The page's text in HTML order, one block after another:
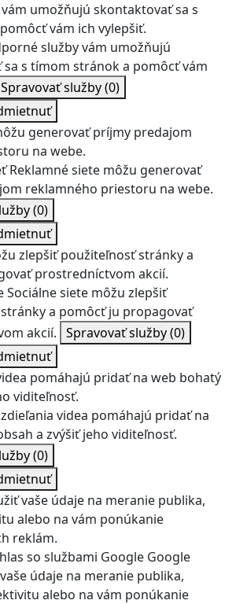
umožňujú skontaktovať sa s
vám ich vylepšiť.
služby vám umožňujú
s tímom stránok a pomôcť vám
Spravovať služby(0)
generovať príjmy predajom
na webe.
Reklamné siete môžu generovať
reklamného priestoru na webe.
(0)
zlepšiť použiteľnosť stránky a
prostredníctvom akcií.
Sociálne siete môžu zlepšiť
a pomôcť ju propagovať
akcií. Spravovať služby(0)
pomáhajú pridať na web bohatý
viditeľnosť.
videa pomáhajú pridať na
a zvýšiť jeho viditeľnosť.
(0)
vaše údaje na meranie publika,
alebo na vám ponúkanie
reklám.
so službami Google Google
údaje na meranie publika,
alebo na vám ponúkanie